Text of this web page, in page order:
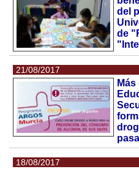
del
de
21/08/2017
18/08/2017